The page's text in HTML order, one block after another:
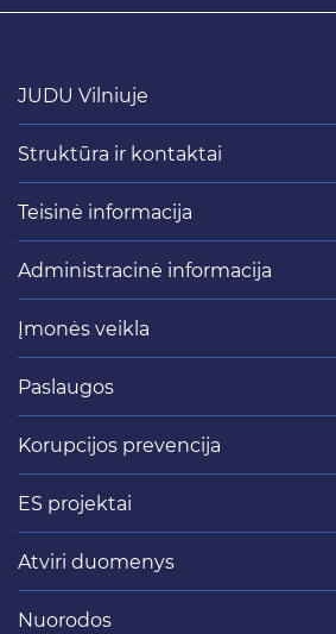
JUDU Vilniuje
Struktūra ir kontaktai
Teisinė informacija
Administracinė informacija
Įmonės veikla
Paslaugos
Korupcijos prevencija
ES projektai
Atviri duomenys
Nuorodos